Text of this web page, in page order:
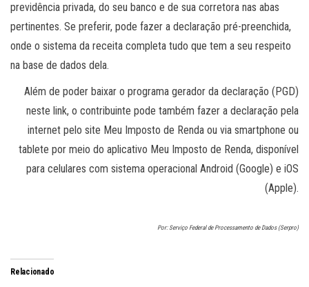
previdência privada, do seu banco e de sua corretora nas abas
pertinentes. Se preferir, pode fazer a declaração pré-preenchida,
onde o sistema da receita completa tudo que tem a seu respeito
na base de dados dela.
Além de poder baixar o programa gerador da declaração (PGD)
neste link, o contribuinte pode também fazer a declaração pela
internet pelo site Meu Imposto de Renda ou via smartphone ou
tablete por meio do aplicativo Meu Imposto de Renda, disponível
para celulares com sistema operacional Android (Google) e iOS
(Apple).
Por: Serviço Federal de Processamento de Dados (Serpro)
Relacionado